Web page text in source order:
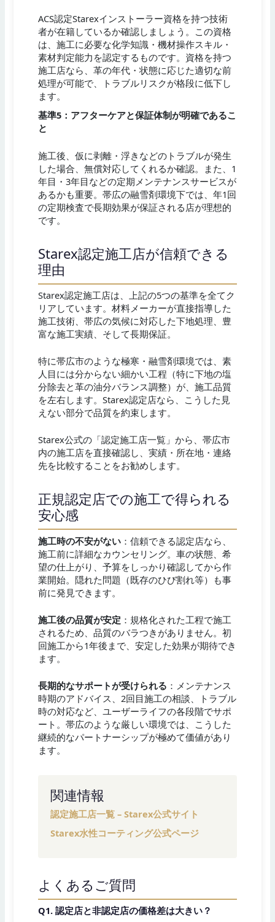
ACS認定Starexインストーラー資格を持つ技術
者が在籍しているか確認しましょう。この資格
は、施工に必要な化学知識・機材操作スキル・
素材判定能力を認定するものです。資格を持つ
施工店なら、革の年代・状態に応じた適切な前
処理が可能で、トラブルリスクが格段に低下し
ます。
基準5：アフターケアと保証体制が明確であるこ
と
施工後、仮に剥離・浮きなどのトラブルが発生
した場合、無償対応してくれるか確認。また、1
年目・3年目などの定期メンテナンスサービスが
あるかも重要。帯広の融雪剤環境下では、年1回
の定期検査で長期効果が保証される店が理想的
です。
Starex認定施工店が信頼できる
理由
Starex認定施工店は、上記の5つの基準を全てク
リアしています。材料メーカーが直接指導した
施工技術、帯広の気候に対応した下地処理、豊
富な施工実績、そして長期保証。
特に帯広市のような極寒・融雪剤環境では、素
人目には分からない細かい工程（特に下地の塩
分除去と革の油分バランス調整）が、施工品質
を左右します。Starex認定店なら、こうした見
えない部分で品質を約束します。
Starex公式の「認定施工店一覧」から、帯広市
内の施工店を直接確認し、実績・所在地・連絡
先を比較することをお勧めします。
正規認定店での施工で得られる
安心感
施工時の不安がない ：信頼できる認定店なら、
施工前に詳細なカウンセリング。車の状態、希
望の仕上がり、予算をしっかり確認してから作
業開始。隠れた問題（既存のひび割れ等）も事
前に発見できます。
施工後の品質が安定 ：規格化された工程で施工
されるため、品質のバラつきがありません。初
回施工から1年後まで、安定した効果が期待でき
ます。
長期的なサポートが受けられる ：メンテナンス
時期のアドバイス、2回目施工の相談、トラブル
時の対応など、ユーザーライフの各段階でサポ
ート。帯広のような厳しい環境では、こうした
継続的なパートナーシップが極めて価値があり
ます。
関連情報
認定施工店一覧 – Starex公式サイト
Starex水性コーティング公式ページ
よくあるご質問
Q1. 認定店と非認定店の価格差は大きい？